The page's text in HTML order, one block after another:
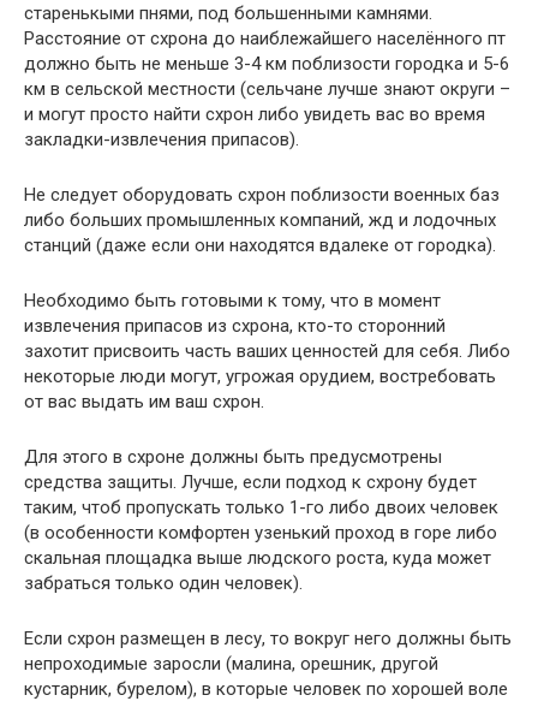
старенькыми пнями, под большенными камнями.
Расстояние от схрона до наиблежайшего населённого пт
должно быть не меньше 3-4 км поблизости городка и 5-6
км в сельской местности (сельчане лучше знают округи –
и могут просто найти схрон либо увидеть вас во время
закладки-извлечения припасов).
Не следует оборудовать схрон поблизости военных баз
либо больших промышленных компаний, жд и лодочных
станций (даже если они находятся вдалеке от городка).
Необходимо быть готовыми к тому, что в момент
извлечения припасов из схрона, кто-то сторонний
захотит присвоить часть ваших ценностей для себя. Либо
некоторые люди могут, угрожая орудием, востребовать
от вас выдать им ваш схрон.
Для этого в схроне должны быть предусмотрены
средства защиты. Лучше, если подход к схрону будет
таким, чтоб пропускать только 1-го либо двоих человек
(в особенности комфортен узенький проход в горе либо
скальная площадка выше людского роста, куда может
забраться только один человек).
Если схрон размещен в лесу, то вокруг него должны быть
непроходимые заросли (малина, орешник, другой
кустарник, бурелом), в которые человек по хорошей воле